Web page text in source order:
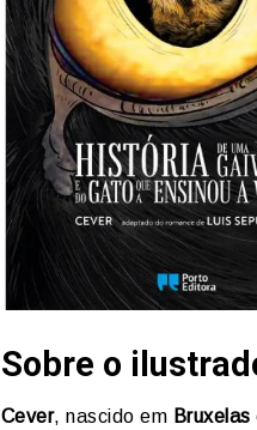
Sobre o
Cever, nascido em Bruxelas